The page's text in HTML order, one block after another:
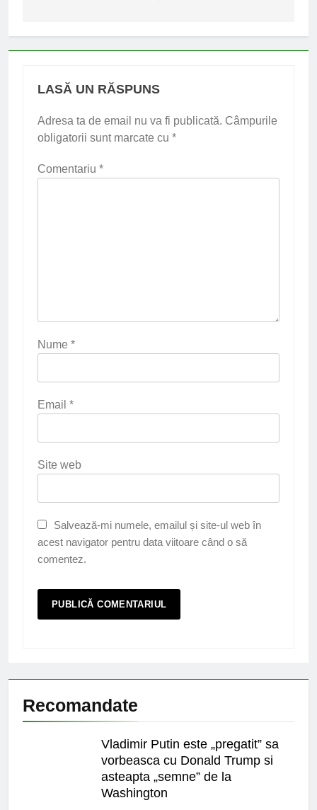
LASĂ UN RĂSPUNS
Adresa ta de email nu va fi publicată. Câmpurile
obligatorii sunt marcate cu *
Comentariu *
Nume *
Email *
Site web
Salvează-mi numele, emailul și site-ul web în
acest navigator pentru data viitoare când o să
comentez.
Recomandate
Vladimir Putin este „pregatit” sa
vorbeasca cu Donald Trump si
asteapta „semne” de la
Washington